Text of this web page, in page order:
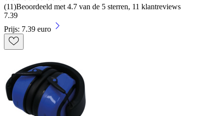
(11)Beoordeeld met 4.7 van de 5 sterren, 11 klantreviews
7.39
Prijs: 7.39 euro